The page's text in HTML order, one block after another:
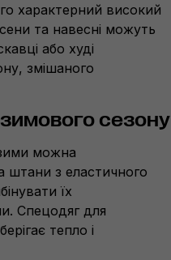
характерний високий
та навесні можуть
або худі
змішаного
сезону
можна
штани з еластичного
їх
Спецодяг для
тепло і